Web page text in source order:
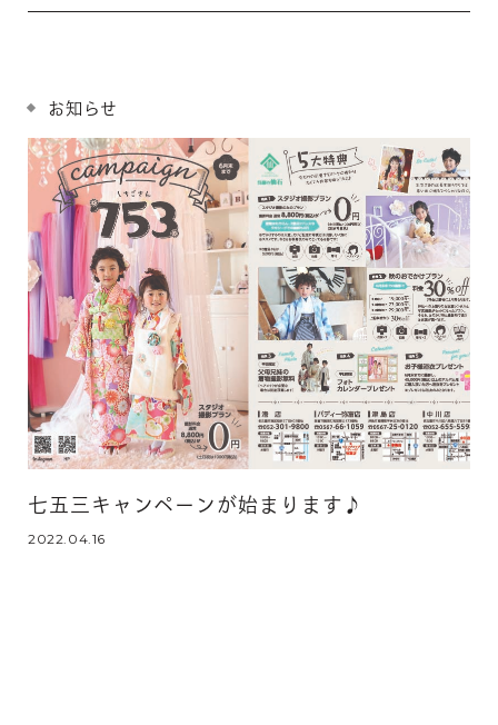
NEWS
お問い合わせ・来店予約
お知らせ
七五三キャンペーンが始まります♪
2022.04.16